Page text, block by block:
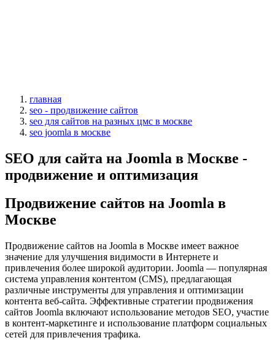
главная
seo - продвижение сайтов
seo для сайтов на разных цмс в москве
seo joomla в москве
SEO для сайта на Joomla в Москве -
продвижение и оптимизация
Продвижение сайтов на Joomla в
Москве
Продвижение сайтов на Joomla в Москве имеет важное
значение для улучшения видимости в Интернете и
привлечения более широкой аудитории. Joomla — популярная
система управления контентом (CMS), предлагающая
различные инструменты для управления и оптимизации
контента веб-сайта. Эффективные стратегии продвижения
сайтов Joomla включают использование методов SEO, участие
в контент-маркетинге и использование платформ социальных
сетей для привлечения трафика.